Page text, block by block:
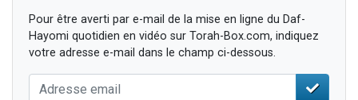
Pour être averti par e-mail de la mise en ligne du Daf-
Hayomi quotidien en vidéo sur Torah-Box.com, indiquez
votre adresse e-mail dans le champ ci-dessous.